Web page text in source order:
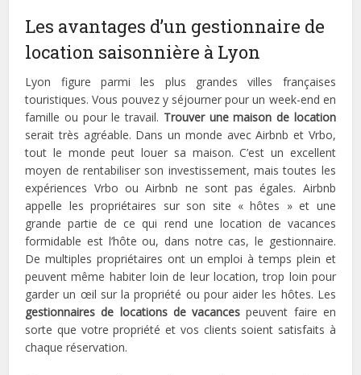
Les avantages d’un gestionnaire de
location saisonnière à Lyon
Lyon figure parmi les plus grandes villes françaises
touristiques. Vous pouvez y séjourner pour un week-end en
famille ou pour le travail. Trouver une maison de location
serait très agréable. Dans un monde avec Airbnb et Vrbo,
tout le monde peut louer sa maison. C’est un excellent
moyen de rentabiliser son investissement, mais toutes les
expériences Vrbo ou Airbnb ne sont pas égales. Airbnb
appelle les propriétaires sur son site « hôtes » et une
grande partie de ce qui rend une location de vacances
formidable est l’hôte ou, dans notre cas, le gestionnaire.
De multiples propriétaires ont un emploi à temps plein et
peuvent même habiter loin de leur location, trop loin pour
garder un œil sur la propriété ou pour aider les hôtes. Les
gestionnaires de locations de vacances peuvent faire en
sorte que votre propriété et vos clients soient satisfaits à
chaque réservation.